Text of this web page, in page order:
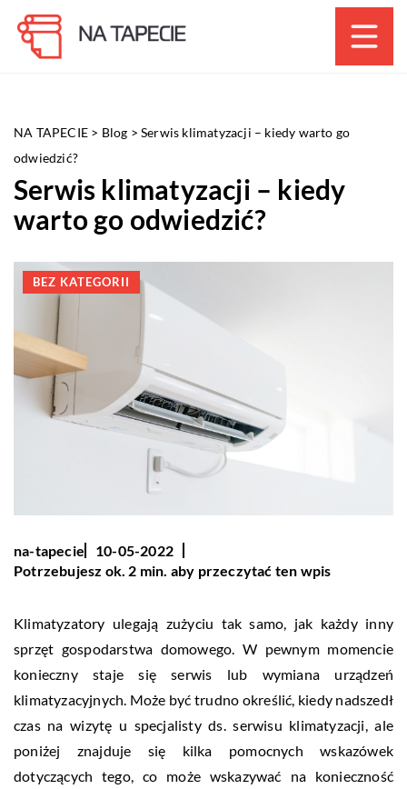
NA TAPECIE > Blog >Serwis klimatyzacji – kiedy warto go
odwiedzić?
Serwis klimatyzacji – kiedy
warto go odwiedzić?
BEZ KATEGORII
na-tapecie
10-05-2022
Potrzebujesz ok. 2 min. aby przeczytać ten wpis
Klimatyzatory ulegają zużyciu tak samo, jak każdy inny
sprzęt gospodarstwa domowego. W pewnym momencie
konieczny staje się serwis lub wymiana urządzeń
klimatyzacyjnych. Może być trudno określić, kiedy nadszedł
czas na wizytę u specjalisty ds. serwisu klimatyzacji, ale
poniżej znajduje się kilka pomocnych wskazówek
dotyczących tego, co może wskazywać na konieczność